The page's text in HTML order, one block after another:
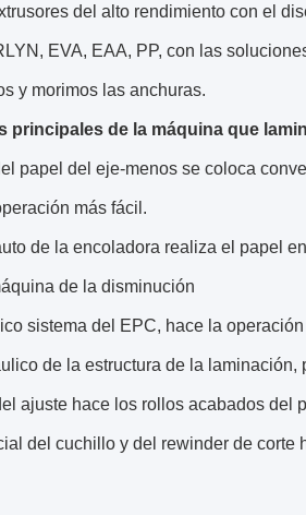
del alto rendimiento con el
EVA, EAA, PP, con las
y morimos las anchuras.
principales de la máquina que
papel del eje-menos se coloca
más fácil.
de la encoladora realiza el papel
de la disminución
sistema del EPC, hace la
de la estructura de la laminación,
ajuste hace los rollos acabados del
del cuchillo y del rewinder de